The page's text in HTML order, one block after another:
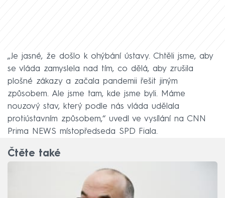
„Je jasné, že došlo k ohýbání ústavy. Chtěli jsme, aby
se vláda zamyslela nad tím, co dělá, aby zrušila
plošné zákazy a začala pandemii řešit jiným
způsobem. Ale jsme tam, kde jsme byli. Máme
nouzový stav, který podle nás vláda udělala
protiústavním způsobem,“ uvedl ve vysílání na CNN
Prima NEWS místopředseda SPD Fiala.
Čtěte také